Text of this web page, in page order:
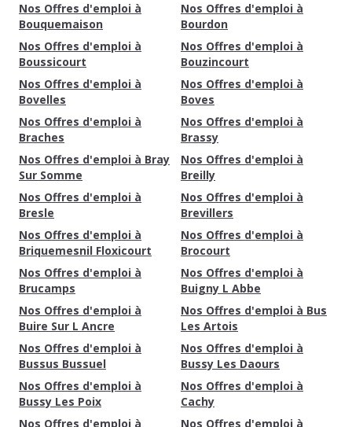
Nos Offres d'emploi à
Bouquemaison
Nos Offres d'emploi à
Bourdon
Nos Offres d'emploi à
Boussicourt
Nos Offres d'emploi à
Bouzincourt
Nos Offres d'emploi à
Bovelles
Nos Offres d'emploi à
Boves
Nos Offres d'emploi à
Braches
Nos Offres d'emploi à
Brassy
Nos Offres d'emploi à Bray
Sur Somme
Nos Offres d'emploi à
Breilly
Nos Offres d'emploi à
Bresle
Nos Offres d'emploi à
Brevillers
Nos Offres d'emploi à
Briquemesnil Floxicourt
Nos Offres d'emploi à
Brocourt
Nos Offres d'emploi à
Brucamps
Nos Offres d'emploi à
Buigny L Abbe
Nos Offres d'emploi à
Buire Sur L Ancre
Nos Offres d'emploi à Bus
Les Artois
Nos Offres d'emploi à
Bussus Bussuel
Nos Offres d'emploi à
Bussy Les Daours
Nos Offres d'emploi à
Bussy Les Poix
Nos Offres d'emploi à
Cachy
Nos Offres d'emploi à
Nos Offres d'emploi à